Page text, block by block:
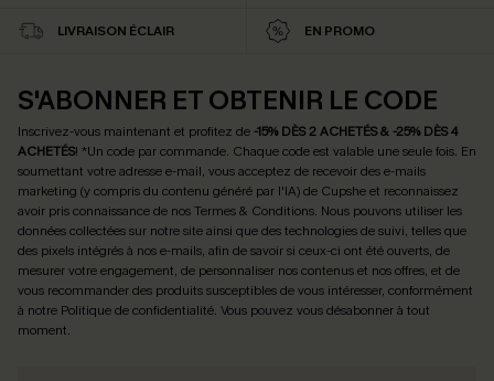
LIVRAISON ÉCLAIR EN PROMO
S'ABONNER ET OBTENIR LE CODE
Inscrivez-vous maintenant et profitez de -15% DÈS 2 ACHETÉS & -25% DÈS 4
ACHETÉS! *Un code par commande. Chaque code est valable une seule fois. En
soumettant votre adresse e-mail, vous acceptez de recevoir des e-mails
marketing (y compris du contenu généré par l'IA) de Cupshe et reconnaissez
avoir pris connaissance de nosTermes & Conditions. Nous pouvons utiliser les
données collectées sur notre site ainsi que des technologies de suivi, telles que
des pixels intégrés à nos e-mails, afin de savoir si ceux-ci ont été ouverts, de
mesurer votre engagement, de personnaliser nos contenus et nos offres, et de
vous recommander des produits susceptibles de vous intéresser, conformément
à notre Politique de confidentialité. Vous pouvez vous désabonner à tout
moment.